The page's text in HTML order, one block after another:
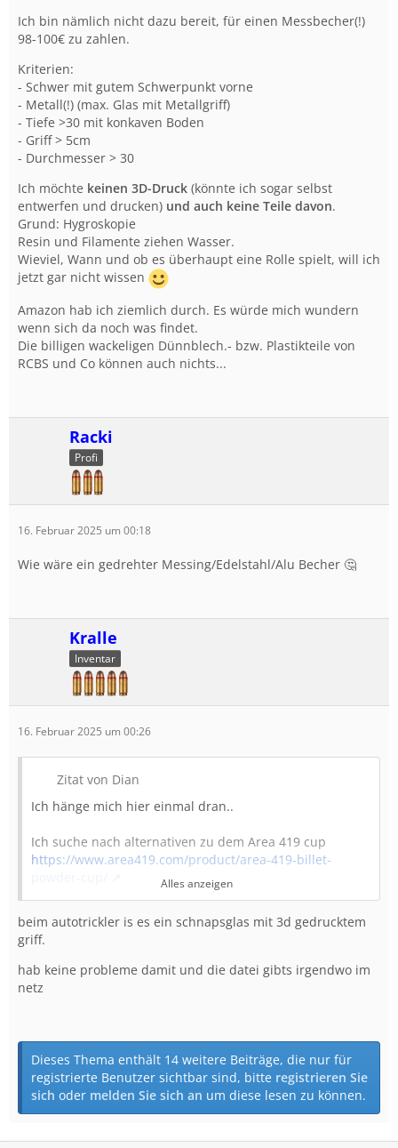
Ich bin nämlich nicht dazu bereit, für einen Messbecher(!)
98-100€ zu zahlen.
Kriterien:
- Schwer mit gutem Schwerpunkt vorne
- Metall(!) (max. Glas mit Metallgriff)
- Tiefe >30 mit konkaven Boden
- Griff > 5cm
- Durchmesser > 30
Ich möchte keinen 3D-Druck (könnte ich sogar selbst
entwerfen und drucken) und auch keine Teile davon.
Grund: Hygroskopie
Resin und Filamente ziehen Wasser.
Wieviel, Wann und ob es überhaupt eine Rolle spielt, will ich
jetzt gar nicht wissen
Amazon hab ich ziemlich durch. Es würde mich wundern
wenn sich da noch was findet.
Die billigen wackeligen Dünnblech.- bzw. Plastikteile von
RCBS und Co können auch nichts...
Racki
Profi
16. Februar 2025 um 00:18
Wie wäre ein gedrehter Messing/Edelstahl/Alu Becher 🤔
Kralle
Inventar
16. Februar 2025 um 00:26
Zitat von Dian
Ich hänge mich hier einmal dran..
Ich suche nach alternativen zu dem Area 419 cup
https://www.area419.com/product/area-419-billet-
https://supertrickler.com.au/shop-catalogue…-
supertrickler/
Ich bin nämlich nicht dazu bereit, für einen
Messbecher(!) 98-100€ zu zahlen.
- Schwer mit gutem Schwerpunkt vorne
- Metall(!) (max. Glas mit Metallgriff)
- Tiefe >30 mit konkaven Boden
- Griff > 5cm
- Durchmesser > 30
Ich möchtekeinen 3D-Druck(könnte ich sogar selbst
Alles anzeigen
beim autotrickler is es ein schnapsglas mit 3d gedrucktem
griff.
hab keine probleme damit und die datei gibts irgendwo im
netz
Dieses Thema enthält 14 weitere Beiträge, die nur für
registrierte Benutzer sichtbar sind, bitte registrieren Sie
sich oder melden Sie sich an um diese lesen zu können.